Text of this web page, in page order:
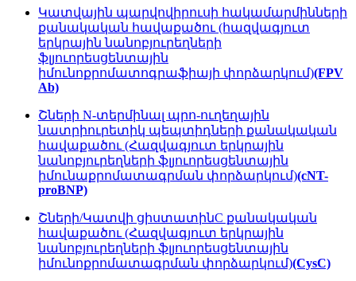
Կատվային պարվովիրուսի հակամարմինների
քանակական հավաքածու (հազվագյուտ
երկրային նանոբյուրեղների
ֆլյուորեսցենտային
իմունոքրոմատոգրաֆիայի փորձարկում)(FPV
Ab)
Շների N-տերմինալ պրո-ուղեղային
նատրիուրետիկ պեպտիդների քանակական
հավաքածու (Հազվագյուտ երկրային
նանոբյուրեղների ֆլյուորեսցենտային
իմունաքրոմատագրման փորձարկում)(cNT-
proBNP)
Շների/Կատվի ցիստատինC քանակական
հավաքածու (Հազվագյուտ երկրային
նանոբյուրեղների ֆլյուորեսցենտային
իմունոքրոմատագրման փորձարկում)(CysC)